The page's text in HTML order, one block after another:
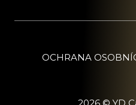
OCHRANA
2026 © YD